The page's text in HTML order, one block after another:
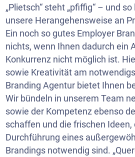
„Plietsch“ steht „pfiffig“ – und
unsere Herangehensweise an
Ein noch so gutes Employer
nichts, wenn Ihnen dadurch ein
Konkurrenz nicht möglich ist.
sowie Kreativität am
Branding Agentur bietet Ihnen
Wir bündeln in unserem Team
sowie der Kompetenz ebenso
schaffen und die frischen Ideen,
Durchführung eines
Brandings notwendig sind.